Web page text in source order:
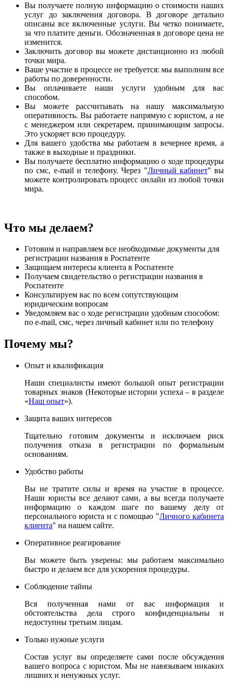
Вы получаете полную информацию о стоимости наших
услуг до заключения договора. В договоре детально
описаны все включенные услуги. Вы четко понимаете,
за что платите деньги. Обозначенная в договоре цена не
изменится.
Заключить договор вы можете дистанционно из любой
точки мира.
Ваше участие в процессе не требуется: мы выполним все
работы по доверенности.
Вы оплачиваете наши услуги удобным для вас
способом.
Вы можете рассчитывать на нашу максимальную
оперативность. Вы работаете напрямую с юристом, а не
с менеджером или секретарем, принимающим запросы.
Это ускоряет всю процедуру.
Для вашего удобства мы работаем в вечернее время, а
также в выходные и праздники.
Вы получаете бесплатно информацию о ходе процедуры
по смс, e-mail и телефону. Через "Личный кабинет" вы
можете контролировать процесс онлайн из любой точки
мира.
Что мы делаем?
Готовим и направляем все необходимые документы для
регистрации названия в Роспатенте
Защищаем интересы клиента в Роспатенте
Получаем свидетельство о регистрации названия в
Роспатенте
Консультируем вас по всем сопутствующим
юридическим вопросам
Уведомляем вас о ходе регистрации удобным способом:
по e-mail, смс, через личный кабинет или по телефону
Почему мы?
Опыт и квалификация
Наши специалисты имеют большой опыт регистрации
товарных знаков (Некоторые истории успеха – в разделе
«Наш опыт»).
Защита ваших интересов
Тщательно готовим документы и исключаем риск
получения отказа в регистрации по формальным
основаниям.
Удобство работы
Вы не тратите силы и время на участие в процессе.
Наши юристы все делают сами, а вы всегда получаете
информацию о каждом шаге по вашему делу от
персонального юриста и с помощью "Личного кабинета
клиента" на нашем сайте.
Оперативное реагирование
Вы можете быть уверены: мы работаем максимально
быстро и делаем все для ускорения процедуры.
Соблюдение тайны
Вся полученная нами от вас информация и
обстоятельства дела строго конфиденциальны и
недоступны третьим лицам.
Только нужные услуги
Состав услуг вы определяете сами после обсуждения
вашего вопроса с юристом. Мы не навязываем никаких
лишних и ненужных услуг.